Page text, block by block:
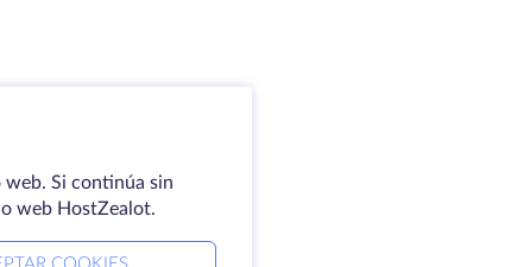
web. Si continúa sin
web HostZealot.